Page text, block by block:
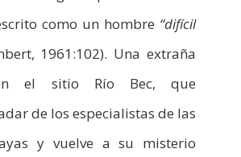
como un hombre “difícil
1961:102). Una extraña
el sitio Río Bec, que
de los especialistas de las
y vuelve a su misterio